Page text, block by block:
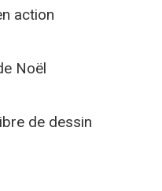
action
Noël
de dessin